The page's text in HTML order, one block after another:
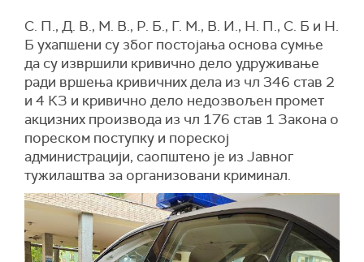
С. П., Д. В., М. В., Р. Б., Г. М., В. И., Н. П., С. Б и Н.
Б ухапшени су због постојања основа сумње
да су извршили кривично дело удруживање
ради вршења кривичних дела из чл 346 став 2
и 4 КЗ и кривично дело недозвољен промет
акцизних производа из чл 176 став 1 Закона о
пореском поступку и пореској
администрацији, саопштено је из Јавног
тужилаштва за организовани криминал.